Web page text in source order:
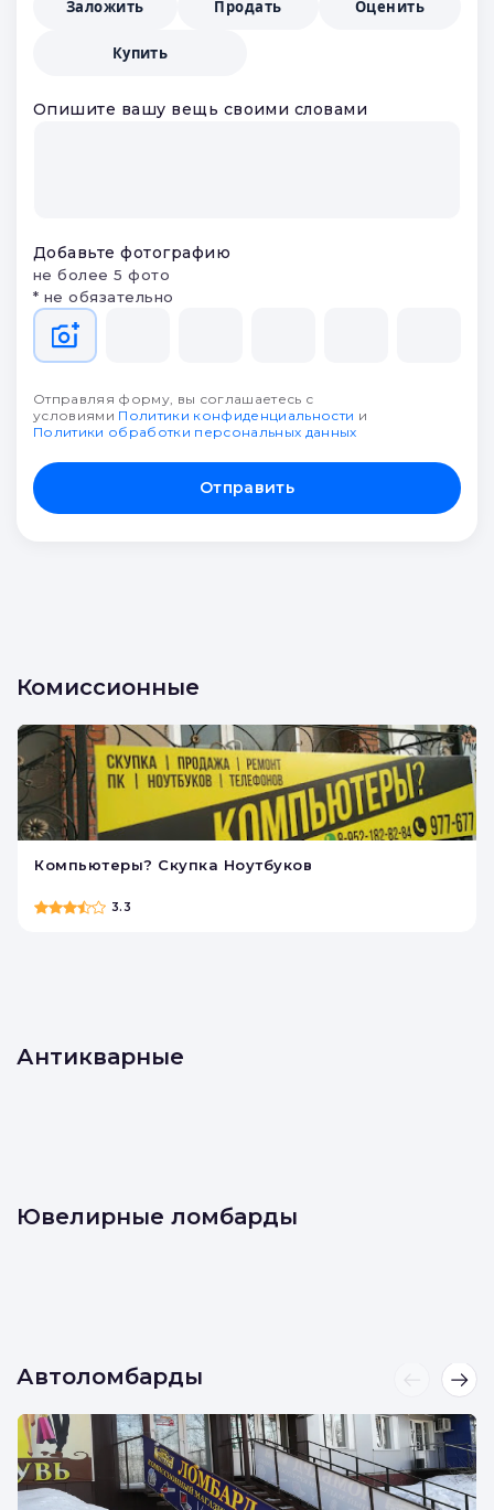
Заложить
Продать Оценить
Купить
Опишите вашу вещь своими словами
Добавьте фотографию
не более 5 фото
* не обязательно
Отправляя форму, вы соглашаетесь с
условиями Политики конфиденциальности и
Политики обработки персональных данных
Отправить
Комиссионные
Компьютеры? Скупка Ноутбуков
3.3
Антикварные
Ювелирные ломбарды
Автоломбарды